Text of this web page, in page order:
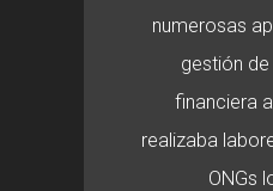
numerosas
gestión
financiera
realizaba
ONGs